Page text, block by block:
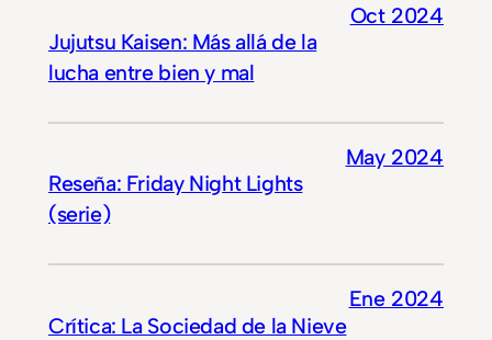
Jujutsu Kaisen: Más allá de la
lucha entre bien y mal
Oct 2024
Reseña: Friday Night Lights
(serie)
May 2024
Crítica: La Sociedad de la Nieve
Ene 2024